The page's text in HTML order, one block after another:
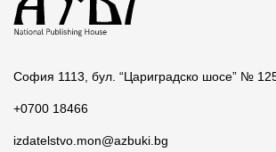
София 1113, бул. “Цариградско шосе” №
+0700 18466
izdatelstvo.mon@azbuki.bg